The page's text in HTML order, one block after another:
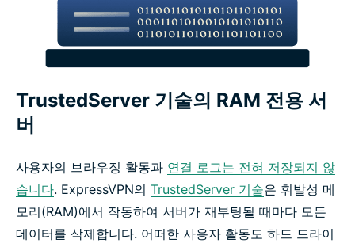
네트워크 수준 보호 및 필터링 기능
ExpressAI로 안전하게 보호되는 AI 대화
ExpressMailGuard로 안전하게 보호되는 이메일
Identity Defender (미국 구독자 전용)
TrustedServer 기술의 RAM 전용 서
버
사용자의 브라우징 활동과 연결 로그는 전혀 저장되지 않
습니다. ExpressVPN의 TrustedServer 기술은 휘발성 메
모리(RAM)에서 작동하여 서버가 재부팅될 때마다 모든
데이터를 삭제합니다. 어떠한 사용자 활동도 하드 드라이